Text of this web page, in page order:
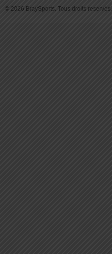
© 2026 BraySports. Tous droits reservés.